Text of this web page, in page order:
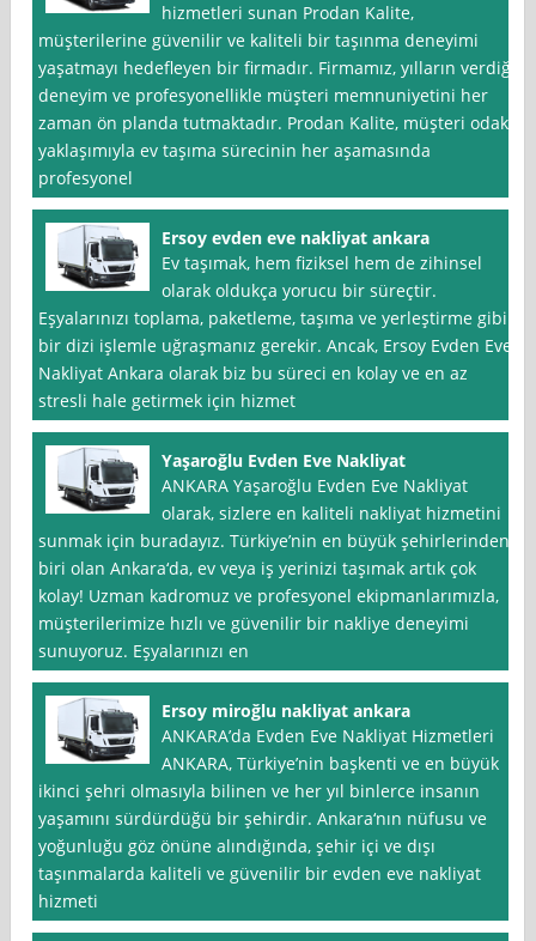
hizmetleri sunan Prodan Kalite,
müşterilerine güvenilir ve kaliteli bir taşınma deneyimi
yaşatmayı hedefleyen bir firmadır. Firmamız, yılların verdiği
deneyim ve profesyonellikle müşteri memnuniyetini her
zaman ön planda tutmaktadır. Prodan Kalite, müşteri odaklı
yaklaşımıyla ev taşıma sürecinin her aşamasında
profesyonel
Ersoy evden eve nakliyat ankara
Ev taşımak, hem fiziksel hem de zihinsel
olarak oldukça yorucu bir süreçtir.
Eşyalarınızı toplama, paketleme, taşıma ve yerleştirme gibi
bir dizi işlemle uğraşmanız gerekir. Ancak, Ersoy Evden Eve
Nakliyat Ankara olarak biz bu süreci en kolay ve en az
stresli hale getirmek için hizmet
Yaşaroğlu Evden Eve Nakliyat
ANKARA Yaşaroğlu Evden Eve Nakliyat
olarak, sizlere en kaliteli nakliyat hizmetini
sunmak için buradayız. Türkiye’nin en büyük şehirlerinden
biri olan Ankara‘da, ev veya iş yerinizi taşımak artık çok
kolay! Uzman kadromuz ve profesyonel ekipmanlarımızla,
müşterilerimize hızlı ve güvenilir bir nakliye deneyimi
sunuyoruz. Eşyalarınızı en
Ersoy miroğlu nakliyat ankara
ANKARA’da Evden Eve Nakliyat Hizmetleri
ANKARA, Türkiye’nin başkenti ve en büyük
ikinci şehri olmasıyla bilinen ve her yıl binlerce insanın
yaşamını sürdürdüğü bir şehirdir. Ankara‘nın nüfusu ve
yoğunluğu göz önüne alındığında, şehir içi ve dışı
taşınmalarda kaliteli ve güvenilir bir evden eve nakliyat
hizmeti